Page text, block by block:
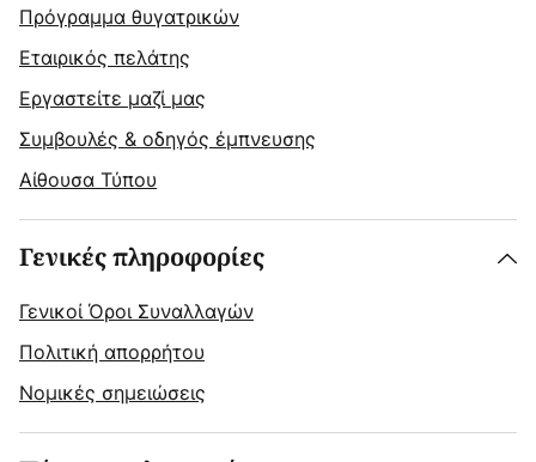
Πρόγραμμα θυγατρικών
Εταιρικός πελάτης
Εργαστείτε μαζί μας
Συμβουλές & οδηγός έμπνευσης
Αίθουσα Τύπου
Γενικές πληροφορίες
Γενικοί Όροι Συναλλαγών
Πολιτική απορρήτου
Νομικές σημειώσεις